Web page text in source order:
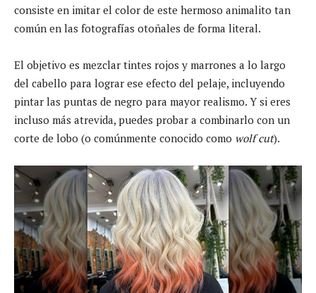
consiste en imitar el color de este hermoso animalito tan
común en las fotografías otoñales de forma literal.
El objetivo es mezclar tintes rojos y marrones a lo largo
del cabello para lograr ese efecto del pelaje, incluyendo
pintar las puntas de negro para mayor realismo. Y si eres
incluso más atrevida, puedes probar a combinarlo con un
corte de lobo (o comúnmente conocido como wolf cut).